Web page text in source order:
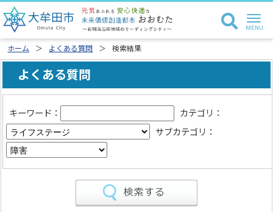
ホーム よくある質問 検索結果
よくある質問
キーワード：
カテゴリ：
サブカテゴリ：